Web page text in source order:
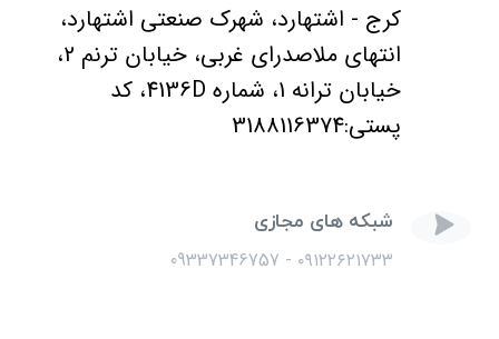
كرج - اشتهارد، شهرک صنعتی اشتهارد،
انتهای ملاصدرای غربی، خیابان ترنم 2،
خیابان ترانه 1، شماره 4136D، کد
پستی:3188116374
شبکه های مجازی
۰۹۱۲۲۶۲۱۷۳۳ - 09337346757